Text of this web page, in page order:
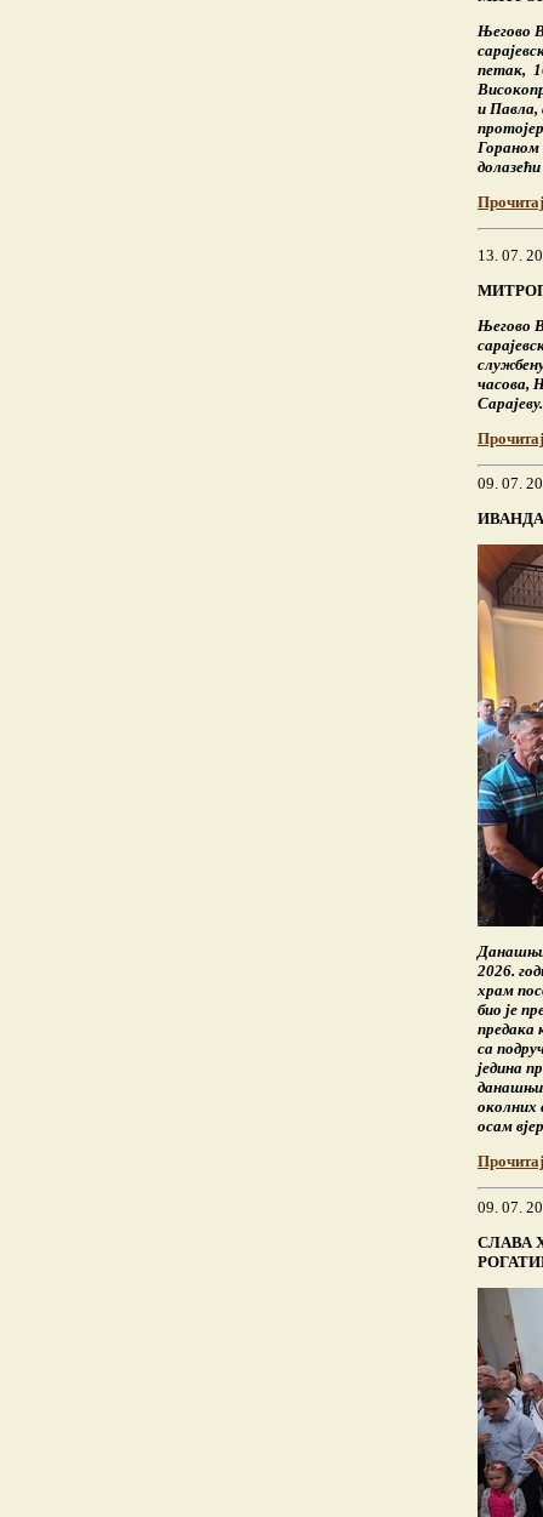
Његово
петак,
и Павла,
Гораном
13. 07.
Његово
часова,
Сарајеву.
09. 07.
Данашњи
2026.
храм
био је
предака
са
једина
данашњи
околних
осам
09. 07.
СЛАВА